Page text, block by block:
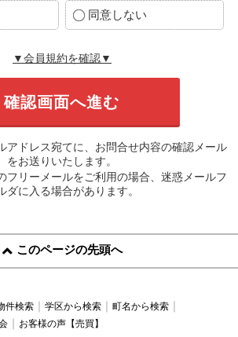
同意しない
▼会員規約を確認▼
アドレス宛てに、お問合せ内容の確認メール
をお送りいたします。
フリーメールをご利用の場合、迷惑メールフ
ダに入る場合があります。
このページの先頭へ
件検索 学区から検索
町名から検索
お客様の声【売買】